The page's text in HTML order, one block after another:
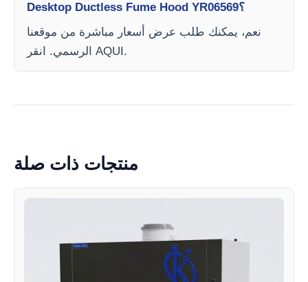
Desktop Ductless Fume Hood YR06569؟
نعم، يمكنك طلب عرض أسعار مباشرة من موقعنا
الرسمي. انقر AQUI.
منتجات ذات صلة